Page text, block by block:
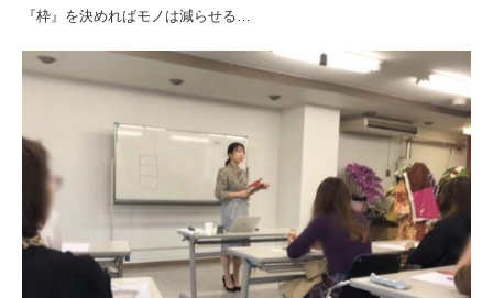
『枠』を決めればモノは減らせる…